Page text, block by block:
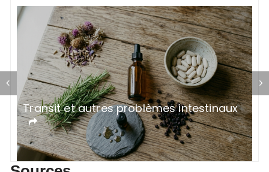
Transit et autres problèmes intestinaux